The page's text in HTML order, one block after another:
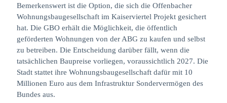
Bemerkenswert ist die Option, die sich die Offenbacher
Wohnungsbaugesellschaft im Kaiserviertel Projekt gesichert
hat. Die GBO erhält die Möglichkeit, die öffentlich
geförderten Wohnungen von der ABG zu kaufen und selbst
zu betreiben. Die Entscheidung darüber fällt, wenn die
tatsächlichen Baupreise vorliegen, voraussichtlich 2027. Die
Stadt stattet ihre Wohnungsbaugesellschaft dafür mit 10
Millionen Euro aus dem Infrastruktur Sondervermögen des
Bundes aus.